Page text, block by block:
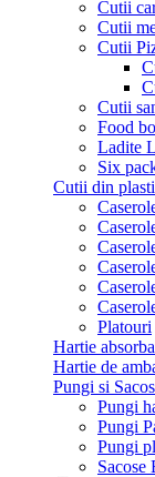
Cutii
Cutii
Cutii
Cutii
Food
Ladite
Six
Cutii din
Platouri
Hartie
Hartie de
Pungi si
Pungi
Pungi
Pungi
Sacose